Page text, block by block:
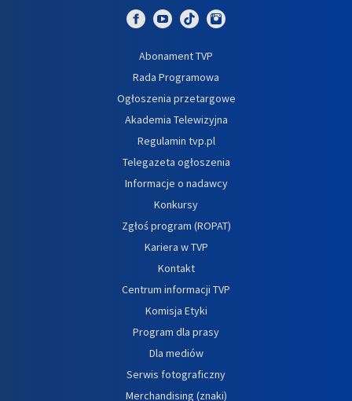
Abonament TVP
Rada Programowa
Ogłoszenia przetargowe
Akademia Telewizyjna
Regulamin tvp.pl
Telegazeta ogłoszenia
Informacje o nadawcy
Konkursy
Zgłoś program (ROPAT)
Kariera w TVP
Kontakt
Centrum informacji TVP
Komisja Etyki
Program dla prasy
Dla mediów
Serwis fotograficzny
Merchandising (znaki)